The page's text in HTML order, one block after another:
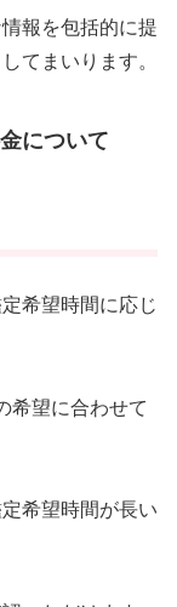
報を包括的に提
てまいります。
について
希望時間に応じ
希望に合わせて
希望時間が長い